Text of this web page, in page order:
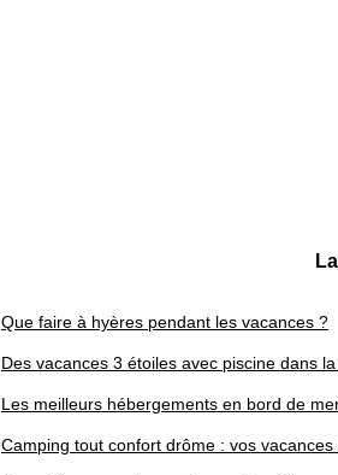
Que faire à hyères pendant les vacances ?
Des vacances 3 étoiles avec piscine dans
Les meilleurs hébergements en bord de
Camping tout confort drôme : vos